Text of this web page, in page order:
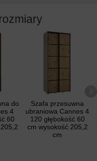
do
4
60
Szafa przesuwna
ubraniowa Cannes 4
120 głębokość 60
cm wysokość 205,2
cm